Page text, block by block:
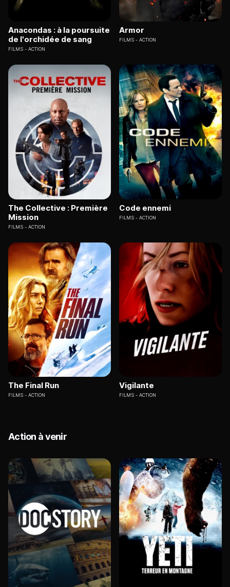
Anacondas : à la poursuite
de l'orchidée de sang
FILMS ACTION
Armor
FILMS ACTION
The Collective : Première
Mission
FILMS ACTION
Code ennemi
FILMS ACTION
The Final Run
FILMS ACTION
Vigilante
FILMS ACTION
Action à venir